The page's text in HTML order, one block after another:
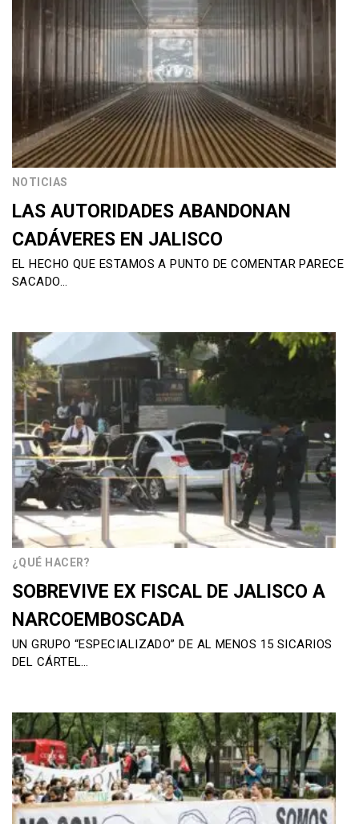
NOTICIAS
LAS AUTORIDADES ABANDONAN
CADÁVERES EN JALISCO
EL HECHO QUE ESTAMOS A PUNTO DE COMENTAR PARECE
SACADO…
¿QUÉ HACER?
SOBREVIVE EX FISCAL DE JALISCO A
NARCOEMBOSCADA
UN GRUPO “ESPECIALIZADO” DE AL MENOS 15 SICARIOS
DEL CÁRTEL…